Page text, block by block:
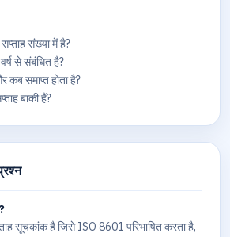
संख्या में है?
से संबंधित है?
समाप्त होता है?
बाकी हैं?
सूचकांक है जिसे ISO 8601 परिभाषित करता है,